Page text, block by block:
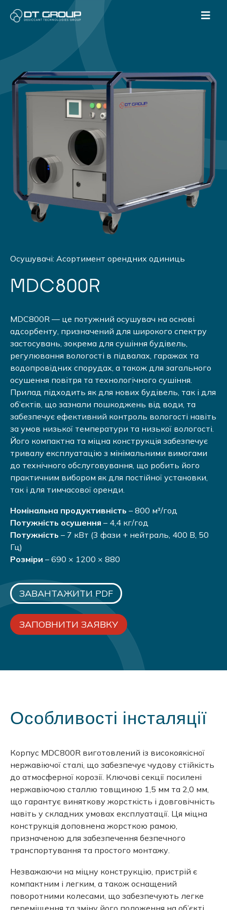
Осушувачі: Асортимент орендних одиниць
MDC800R
MDC800R — це потужний осушувач на основі
адсорбенту, призначений для широкого спектру
застосувань, зокрема для сушіння будівель,
регулювання вологості в підвалах, гаражах та
водопровідних спорудах, а також для загального
осушення повітря та технологічного сушіння.
Прилад підходить як для нових будівель, так і для
об’єктів, що зазнали пошкоджень від води, та
забезпечує ефективний контроль вологості навіть
за умов низької температури та низької вологості.
Його компактна та міцна конструкція забезпечує
тривалу експлуатацію з мінімальними вимогами
до технічного обслуговування, що робить його
практичним вибором як для постійної установки,
так і для тимчасової оренди.
Номінальна продуктивність – 800 м³/год
Потужність осушення – 4,4 кг/год
Потужність – 7 кВт (3 фази + нейтраль, 400 В, 50
Гц)
Розміри – 690 × 1200 × 880
ЗАВАНТАЖИТИ PDF
ЗАПОВНИТИ ЗАЯВКУ
Особливості інсталяції
Корпус MDC800R виготовлений із високоякісної
нержавіючої сталі, що забезпечує чудову стійкість
до атмосферної корозії. Ключові секції посилені
нержавіючою сталлю товщиною 1,5 мм та 2,0 мм,
що гарантує виняткову жорсткість і довговічність
навіть у складних умовах експлуатації. Ця міцна
конструкція доповнена жорсткою рамою,
призначеною для забезпечення безпечного
транспортування та простого монтажу.
Незважаючи на міцну конструкцію, пристрій є
компактним і легким, а також оснащений
поворотними колесами, що забезпечують легке